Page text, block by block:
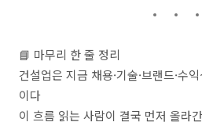
📘 마무리 한 줄 정리
건설업은 지금 채용·기술·브랜드·수
이다
이 흐름 읽는 사람이 결국 먼저 올라